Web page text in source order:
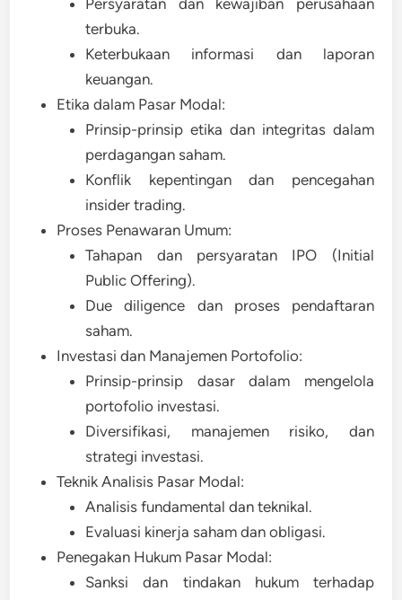
Persyaratan dan kewajiban perusahaan
terbuka.
Keterbukaan informasi dan laporan
keuangan.
Etika dalam Pasar Modal:
Prinsip-prinsip etika dan integritas dalam
perdagangan saham.
Konflik kepentingan dan pencegahan
insider trading.
Proses Penawaran Umum:
Tahapan dan persyaratan IPO (Initial
Public Offering).
Due diligence dan proses pendaftaran
saham.
Investasi dan Manajemen Portofolio:
Prinsip-prinsip dasar dalam mengelola
portofolio investasi.
Diversifikasi, manajemen risiko, dan
strategi investasi.
Teknik Analisis Pasar Modal:
Analisis fundamental dan teknikal.
Evaluasi kinerja saham dan obligasi.
Penegakan Hukum Pasar Modal:
Sanksi dan tindakan hukum terhadap